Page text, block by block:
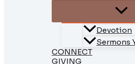
Devotion
Sermons
CONNECT
GIVING